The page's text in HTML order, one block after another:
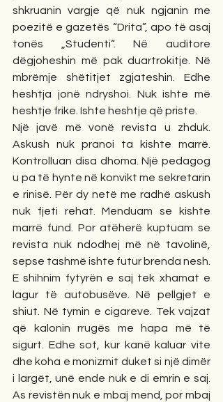
shkruanin vargje që nuk ngjanin me
poezitë e gazetës “Drita”, apo të asaj
tonës „Studenti“. Në auditore
dëgjoheshin më pak duartrokitje. Në
mbrëmje shëtitjet zgjateshin. Edhe
heshtja jonë ndryshoi. Nuk ishte më
heshtje frike. Ishte heshtje që priste.
Një javë më vonë revista u zhduk.
Askush nuk pranoi ta kishte marrë.
Kontrolluan disa dhoma. Një pedagog
u pa të hynte në konvikt me sekretarin
e rinisë. Për dy netë me radhë askush
nuk fjeti rehat. Menduam se kishte
marrë fund. Por atëherë kuptuam se
revista nuk ndodhej më në tavolinë,
sepse tashmë ishte futur brenda nesh.
E shihnim fytyrën e saj tek xhamat e
lagur të autobusëve. Në pellgjet e
shiut. Në tymin e cigareve. Tek vajzat
që kalonin rrugës me hapa më të
sigurt. Edhe sot, kur kanë kaluar vite
dhe koha e monizmit duket si një dimër
i largët, unë ende nuk e di emrin e saj.
As revistën nuk e mbaj mend, por mbaj